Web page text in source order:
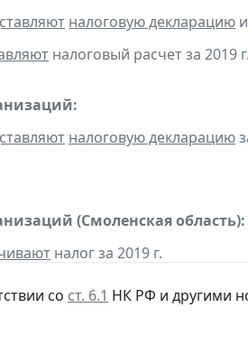
налоговую декларацию и
налоговый расчет за 2019 г.
налоговую декларацию
(Смоленская область):
налог за 2019 г.
со ст. 6.1 НК РФ и другими